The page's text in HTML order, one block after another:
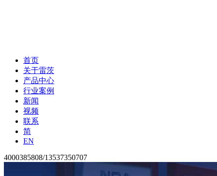
首页
关于雷茨
产品中心
行业案例
新闻
视频
联系
简
EN
4000385808/13537350707